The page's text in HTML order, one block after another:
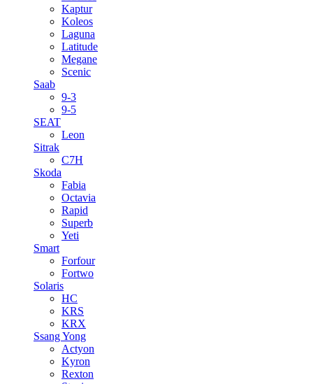
Kaptur
Koleos
Laguna
Latitude
Megane
Scenic
Saab
9-3
9-5
SEAT
Leon
Sitrak
C7H
Skoda
Fabia
Octavia
Rapid
Superb
Yeti
Smart
Forfour
Fortwo
Solaris
HC
KRS
KRX
Ssang Yong
Actyon
Kyron
Rexton